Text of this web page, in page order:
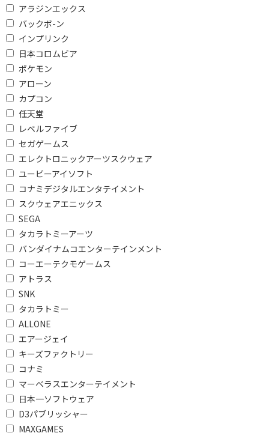
アラジンエックス
バックボ-ン
インプリンク
日本コロムビア
ポケモン
アローン
カプコン
任天堂
レベルファイブ
セガゲームス
エレクトロニックアーツスクウェア
ユービーアイソフト
コナミデジタルエンタテイメント
スクウェアエニックス
SEGA
タカラトミーアーツ
バンダイナムコエンターテインメント
コーエーテクモゲームス
アトラス
SNK
タカラトミー
ALLONE
エアージェイ
キーズファクトリー
コナミ
マーベラスエンターテイメント
日本一ソフトウェア
D3パブリッシャー
MAXGAMES